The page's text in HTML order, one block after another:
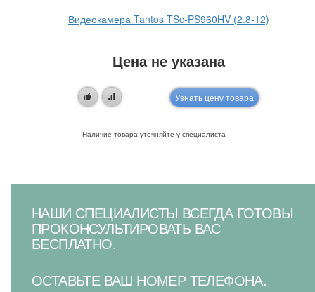
Видеокамера Tantos TSc-PS960HV (2.8-12)
Цена не указана
Узнать цену товара
Наличие товара уточняйте у специалиста
НАШИ СПЕЦИАЛИСТЫ ВСЕГДА ГОТОВЫ
ПРОКОНСУЛЬТИРОВАТЬ ВАС
БЕСПЛАТНО.
ОСТАВЬТЕ ВАШ НОМЕР ТЕЛЕФОНА.